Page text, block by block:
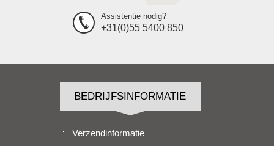
Assistentie nodig?
+31(0)55 5400 850
BEDRIJFSINFORMATIE
Verzendinformatie